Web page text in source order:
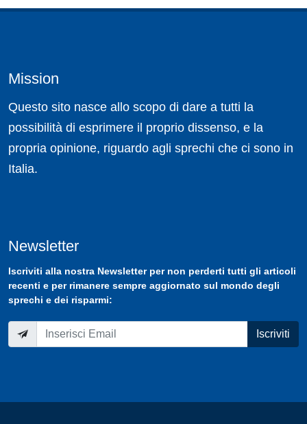
Mission
Questo sito nasce allo scopo di dare a tutti la
possibilità di esprimere il proprio dissenso, e la
propria opinione, riguardo agli sprechi che ci sono in
Italia.
Newsletter
Iscriviti alla nostra Newsletterper non perderti tutti gli articoli
recenti e per rimanere sempre aggiornato sul mondo degli
sprechi e dei risparmi:
Iscriviti